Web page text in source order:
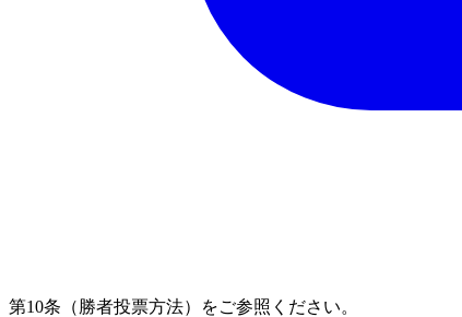
第10条（勝者投票方法）をご参照ください。